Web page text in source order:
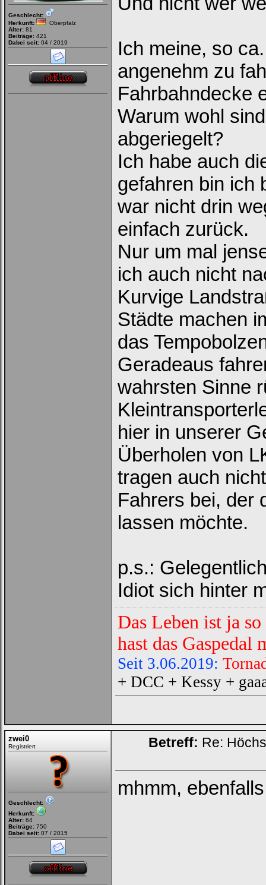
Bei jedem Besuch
automatisch einloggen.
Onlinestatus verstecken.
Ich habe mein Passwort
vergessen Registrieren
Geschlecht:
Herkunft:
Oberpfalz
Alter: 81
Beiträge: 421
Dabei seit: 04 / 2019
Ich meine, so
angenehm zu
Fahrbahndecke
Warum wohl
abgeriegelt?
Ich habe auch
gefahren bin ich
war nicht drin
einfach zurück.
Nur um mal
ich auch nicht
Kurvige
Städte machen
das
Geradeaus
wahrsten Sinne
hier in unserer
Überholen von
tragen auch
Fahrers bei, der
lassen möchte.
p.s.:
Idiot sich hinter
Das Leben ist ja
hast das Gaspedal
Seit 3.06.2019:
+ DCC + Kessy +
zwei0
Registriert
Geschlecht:
Herkunft:
Alter: 64
Beiträge: 750
Dabei seit: 07 / 2015
Betreff: Re:
mhmm,